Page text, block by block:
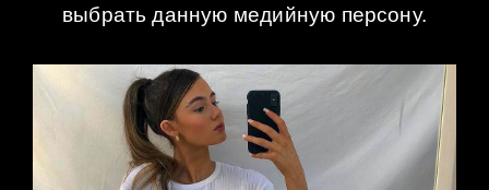
выбрать данную медийную персону.